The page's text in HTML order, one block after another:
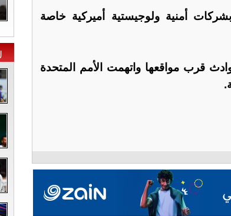
أمنية ولوجيستية أميركية خاصة
قرب مواقعها واتهمت الأمم المتحدة